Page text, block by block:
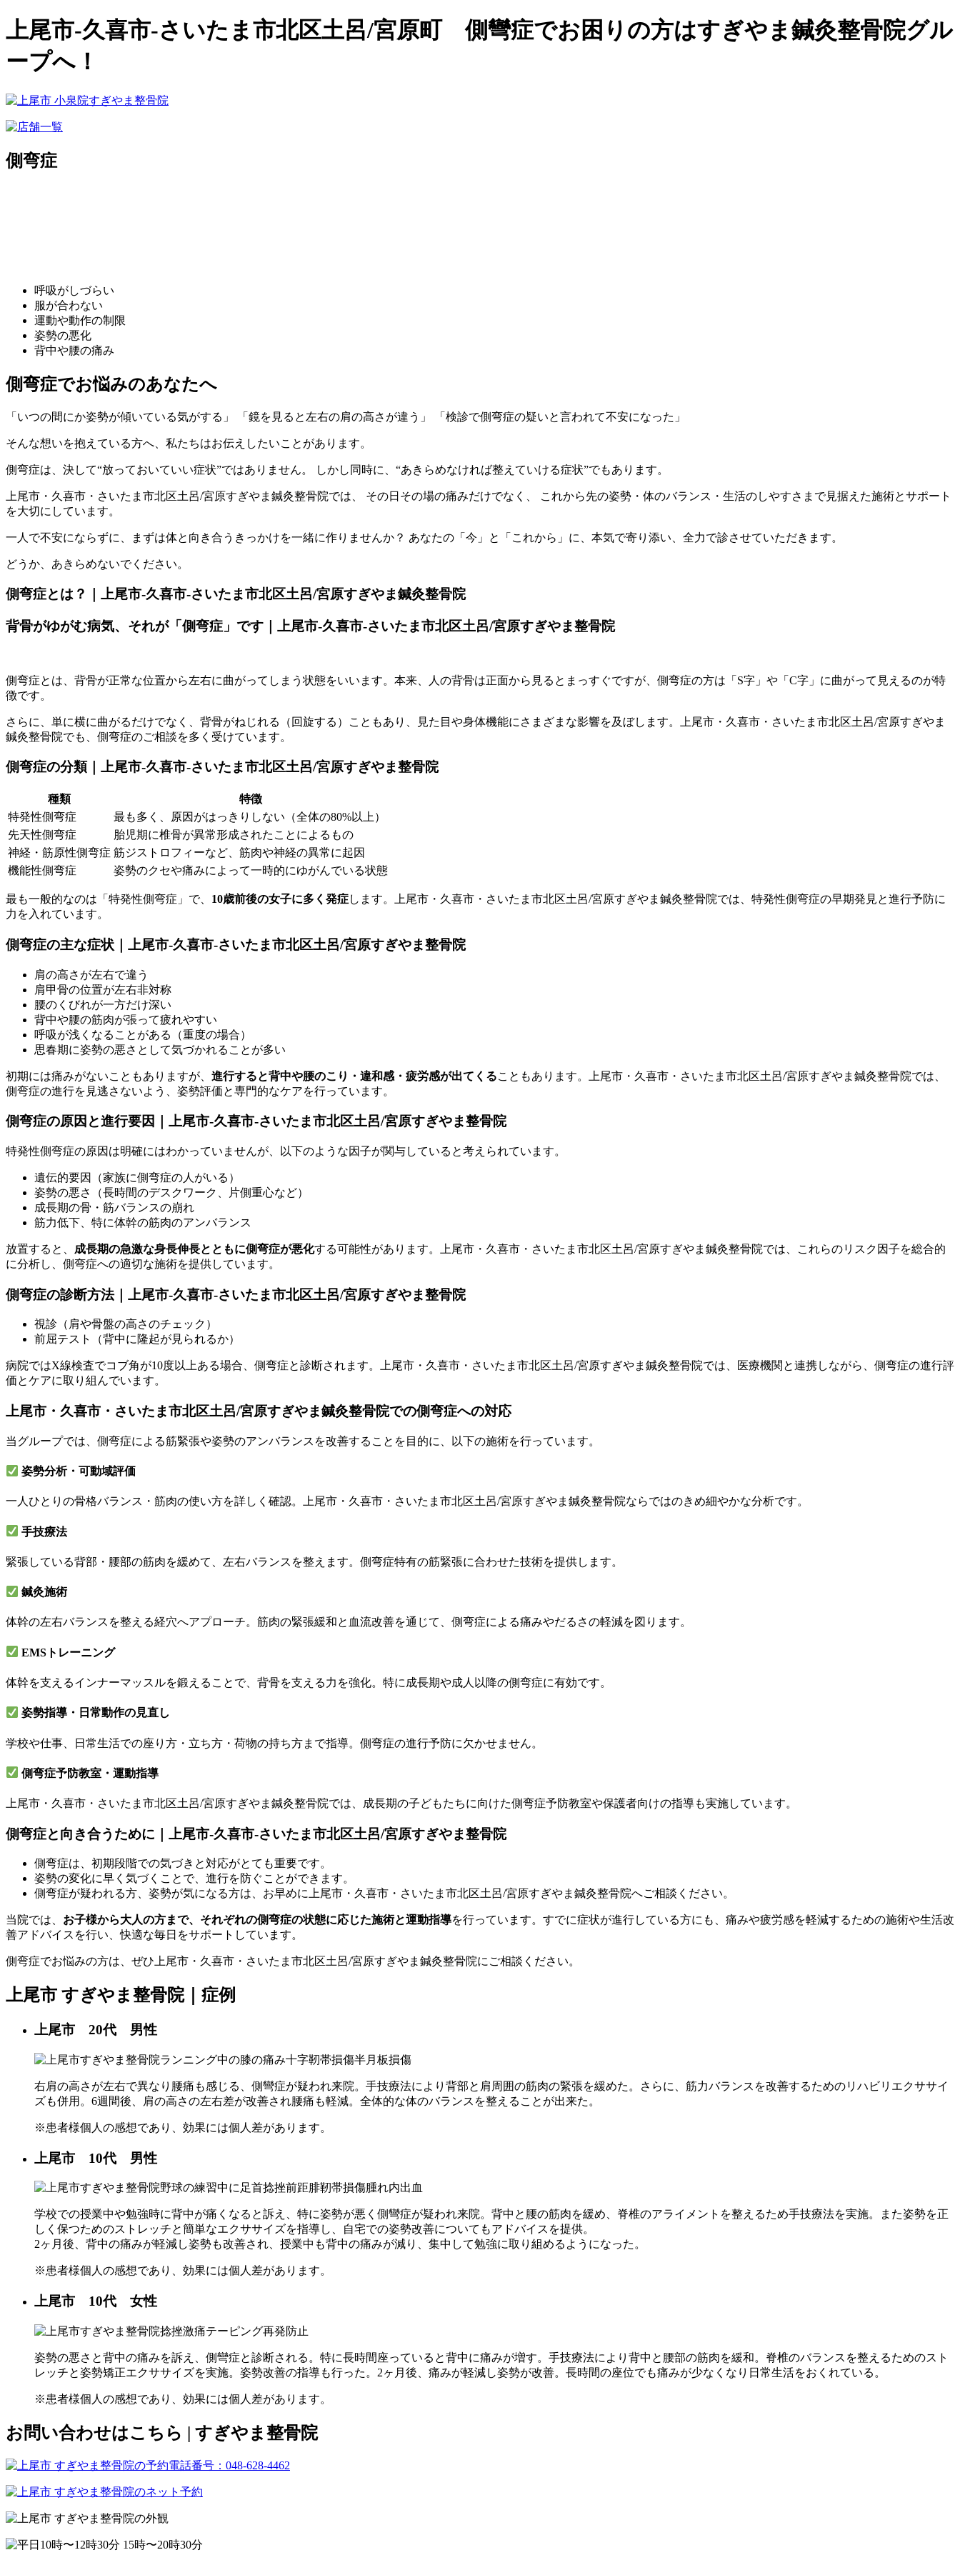
上尾市-久喜市-さいたま市北区土呂/宮原町 側彎症でお困りの方はすぎやま鍼灸整骨院グル
ープへ！
側弯症
呼吸がしづらい
服が合わない
運動や動作の制限
姿勢の悪化
背中や腰の痛み
側弯症でお悩みのあなたへ
「いつの間にか姿勢が傾いている気がする」 「鏡を見ると左右の肩の高さが違う」 「検診で側弯症の疑いと言われて不安になった」
そんな想いを抱えている方へ、私たちはお伝えしたいことがあります。
側弯症は、決して“放っておいていい症状”ではありません。 しかし同時に、“あきらめなければ整えていける症状”でもあります。
上尾市・久喜市・さいたま市北区土呂/宮原すぎやま鍼灸整骨院では、 その日その場の痛みだけでなく、 これから先の姿勢・体のバランス・生活のしやすさまで見据えた施術とサポート
を大切にしています。
一人で不安にならずに、まずは体と向き合うきっかけを一緒に作りませんか？ あなたの「今」と「これから」に、本気で寄り添い、全力で診させていただきます。
どうか、あきらめないでください。
側弯症とは？｜上尾市-久喜市-さいたま市北区土呂/宮原すぎやま鍼灸整骨院
背骨がゆがむ病気、それが「側弯症」です｜上尾市-久喜市-さいたま市北区土呂/宮原すぎやま整骨院
側弯症とは、背骨が正常な位置から左右に曲がってしまう状態をいいます。本来、人の背骨は正面から見るとまっすぐですが、側弯症の方は「S字」や「C字」に曲がって見えるのが特
徴です。
さらに、単に横に曲がるだけでなく、背骨がねじれる（回旋する）こともあり、見た目や身体機能にさまざまな影響を及ぼします。上尾市・久喜市・さいたま市北区土呂/宮原すぎやま
鍼灸整骨院でも、側弯症のご相談を多く受けています。
側弯症の分類｜上尾市-久喜市-さいたま市北区土呂/宮原すぎやま整骨院
種類
特徴
特発性側弯症
最も多く、原因がはっきりしない（全体の80%以上）
先天性側弯症
胎児期に椎骨が異常形成されたことによるもの
神経・筋原性側弯症 筋ジストロフィーなど、筋肉や神経の異常に起因
機能性側弯症
姿勢のクセや痛みによって一時的にゆがんでいる状態
最も一般的なのは「特発性側弯症」で、 10歳前後の女子に多く発症します。上尾市・久喜市・さいたま市北区土呂/宮原すぎやま鍼灸整骨院では、特発性側弯症の早期発見と進行予防に
力を入れています。
側弯症の主な症状｜上尾市-久喜市-さいたま市北区土呂/宮原すぎやま整骨院
肩の高さが左右で違う
肩甲骨の位置が左右非対称
腰のくびれが一方だけ深い
背中や腰の筋肉が張って疲れやすい
呼吸が浅くなることがある（重度の場合）
思春期に姿勢の悪さとして気づかれることが多い
初期には痛みがないこともありますが、 進行すると背中や腰のこり・違和感・疲労感が出てくることもあります。上尾市・久喜市・さいたま市北区土呂/宮原すぎやま鍼灸整骨院では、
側弯症の進行を見逃さないよう、姿勢評価と専門的なケアを行っています。
側弯症の原因と進行要因｜上尾市-久喜市-さいたま市北区土呂/宮原すぎやま整骨院
特発性側弯症の原因は明確にはわかっていませんが、以下のような因子が関与していると考えられています。
遺伝的要因（家族に側弯症の人がいる）
姿勢の悪さ（長時間のデスクワーク、片側重心など）
成長期の骨・筋バランスの崩れ
筋力低下、特に体幹の筋肉のアンバランス
放置すると、 成長期の急激な身長伸長とともに側弯症が悪化する可能性があります。上尾市・久喜市・さいたま市北区土呂/宮原すぎやま鍼灸整骨院では、これらのリスク因子を総合的
に分析し、側弯症への適切な施術を提供しています。
側弯症の診断方法｜上尾市-久喜市-さいたま市北区土呂/宮原すぎやま整骨院
視診（肩や骨盤の高さのチェック）
前屈テスト（背中に隆起が見られるか）
病院ではX線検査でコブ角が10度以上ある場合、側弯症と診断されます。上尾市・久喜市・さいたま市北区土呂/宮原すぎやま鍼灸整骨院では、医療機関と連携しながら、側弯症の進行評
価とケアに取り組んでいます。
上尾市・久喜市・さいたま市北区土呂/宮原すぎやま鍼灸整骨院での側弯症への対応
当グループでは、側弯症による筋緊張や姿勢のアンバランスを改善することを目的に、以下の施術を行っています。
姿勢分析・可動域評価
一人ひとりの骨格バランス・筋肉の使い方を詳しく確認。上尾市・久喜市・さいたま市北区土呂/宮原すぎやま鍼灸整骨院ならではのきめ細やかな分析です。
手技療法
緊張している背部・腰部の筋肉を緩めて、左右バランスを整えます。側弯症特有の筋緊張に合わせた技術を提供します。
鍼灸施術
体幹の左右バランスを整える経穴へアプローチ。筋肉の緊張緩和と血流改善を通じて、側弯症による痛みやだるさの軽減を図ります。
EMSトレーニング
体幹を支えるインナーマッスルを鍛えることで、背骨を支える力を強化。特に成長期や成人以降の側弯症に有効です。
姿勢指導・日常動作の見直し
学校や仕事、日常生活での座り方・立ち方・荷物の持ち方まで指導。側弯症の進行予防に欠かせません。
側弯症予防教室・運動指導
上尾市・久喜市・さいたま市北区土呂/宮原すぎやま鍼灸整骨院では、成長期の子どもたちに向けた側弯症予防教室や保護者向けの指導も実施しています。
側弯症と向き合うために｜上尾市-久喜市-さいたま市北区土呂/宮原すぎやま整骨院
側弯症は、初期段階での気づきと対応がとても重要です。
姿勢の変化に早く気づくことで、進行を防ぐことができます。
側弯症が疑われる方、姿勢が気になる方は、お早めに上尾市・久喜市・さいたま市北区土呂/宮原すぎやま鍼灸整骨院へご相談ください。
当院では、 お子様から大人の方まで、それぞれの側弯症の状態に応じた施術と運動指導を行っています。すでに症状が進行している方にも、痛みや疲労感を軽減するための施術や生活改
善アドバイスを行い、快適な毎日をサポートしています。
側弯症でお悩みの方は、ぜひ上尾市・久喜市・さいたま市北区土呂/宮原すぎやま鍼灸整骨院にご相談ください。
上尾市 すぎやま整骨院｜症例
上尾市 20代 男性
右肩の高さが左右で異なり腰痛も感じる、側彎症が疑われ来院。手技療法により背部と肩周囲の筋肉の緊張を緩めた。さらに、筋力バランスを改善するためのリハビリエクササイ
ズも併用。6週間後、肩の高さの左右差が改善され腰痛も軽減。全体的な体のバランスを整えることが出来た。
※患者様個人の感想であり、効果には個人差があります。
上尾市 10代 男性
学校での授業中や勉強時に背中が痛くなると訴え、特に姿勢が悪く側彎症が疑われ来院。背中と腰の筋肉を緩め、脊椎のアライメントを整えるため手技療法を実施。また姿勢を正
しく保つためのストレッチと簡単なエクササイズを指導し、自宅での姿勢改善についてもアドバイスを提供。
2ヶ月後、背中の痛みが軽減し姿勢も改善され、授業中も背中の痛みが減り、集中して勉強に取り組めるようになった。
※患者様個人の感想であり、効果には個人差があります。
上尾市 10代 女性
姿勢の悪さと背中の痛みを訴え、側彎症と診断される。特に長時間座っていると背中に痛みが増す。手技療法により背中と腰部の筋肉を緩和。脊椎のバランスを整えるためのスト
レッチと姿勢矯正エクササイズを実施。姿勢改善の指導も行った。2ヶ月後、痛みが軽減し姿勢が改善。長時間の座位でも痛みが少なくなり日常生活をおくれている。
※患者様個人の感想であり、効果には個人差があります。
お問い合わせはこちら | すぎやま整骨院